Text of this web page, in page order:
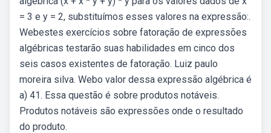
= 3 e y = 2, substituímos esses valores na expressão:.
Webestes exercícios sobre fatoração de expressões
algébricas testarão suas habilidades em cinco dos
seis casos existentes de fatoração. Luiz paulo
moreira silva. Webo valor dessa expressão algébrica é
a) 41. Essa questão é sobre produtos notáveis.
Produtos notáveis são expressões onde o resultado
do produto.